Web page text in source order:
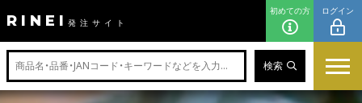
RINEI 発注サイト
初めての方 ログイン
検索